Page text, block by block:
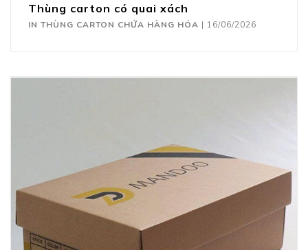
Thùng carton có quai xách
IN THÙNG CARTON CHỨA HÀNG HÓA | 16/06/2026